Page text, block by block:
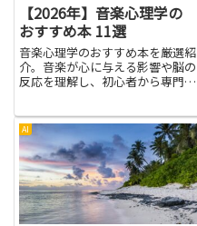
【2026年】音楽心理学の
おすすめ本 11選
音楽心理学のおすすめ本を厳選紹
介。音楽が心に与える影響や脳の
反応を理解し、初心者から専門家
AI